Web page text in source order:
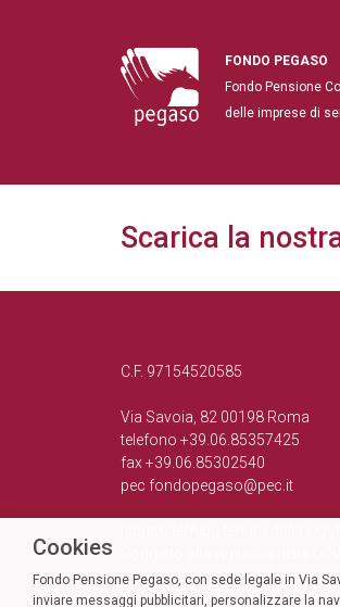
FONDO PEGASO
Fondo Pensione
delle imprese di
Scarica la
C.F. 97154520585
Via Savoia, 82 00198 Roma
telefono +39.06.85357425
fax +39.06.85302540
pec fondopegaso@pec.it
Cookies
Fondo Pensione Pegaso, con sede legale in Via
inviare messaggi pubblicitari, personalizzare la